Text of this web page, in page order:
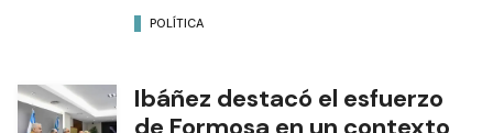
POLÍTICA
Ibáñez destacó el esfuerzo